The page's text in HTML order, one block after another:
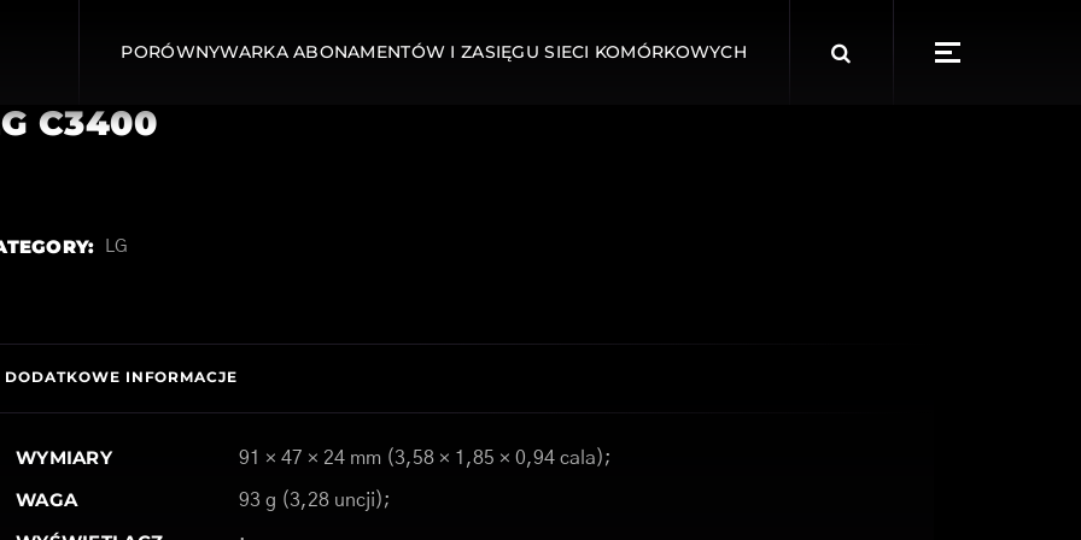
PORÓWNYWARKA ABONAMENTÓW I ZASIĘGU SIECI KOMÓRKOWYCH
for:
C3400
LG
DODATKOWE INFORMACJE
WYMIARY 91 × ​​47 × 24 mm (3,58 × 1,85 × 0,94 cala);
WAGA 93 g (3,28 uncji);